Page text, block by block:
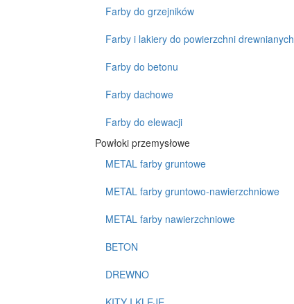
Farby do grzejników
Farby i lakiery do powierzchni drewnianych
Farby do betonu
Farby dachowe
Farby do elewacji
Powłoki przemysłowe
METAL farby gruntowe
METAL farby gruntowo-nawierzchniowe
METAL farby nawierzchniowe
BETON
DREWNO